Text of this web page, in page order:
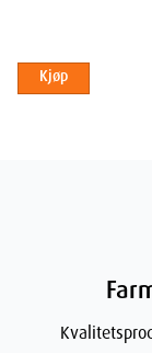
Tocopherol
Sodium Chloride
Kjøp